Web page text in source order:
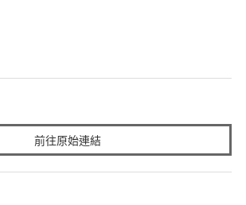
前往原始連結